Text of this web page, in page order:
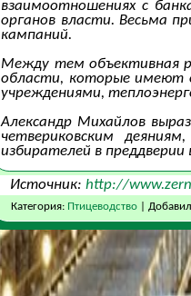
взаимоотношениях с
органов власти. Весьма
кампаний.
Между тем объективная
области, которые имеют
учреждениями,
Александр Михайлов
четвериковским
избирателей в
Источник: http://
Категория: Птицеводство|